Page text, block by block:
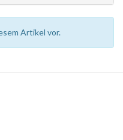
Artikel vor.